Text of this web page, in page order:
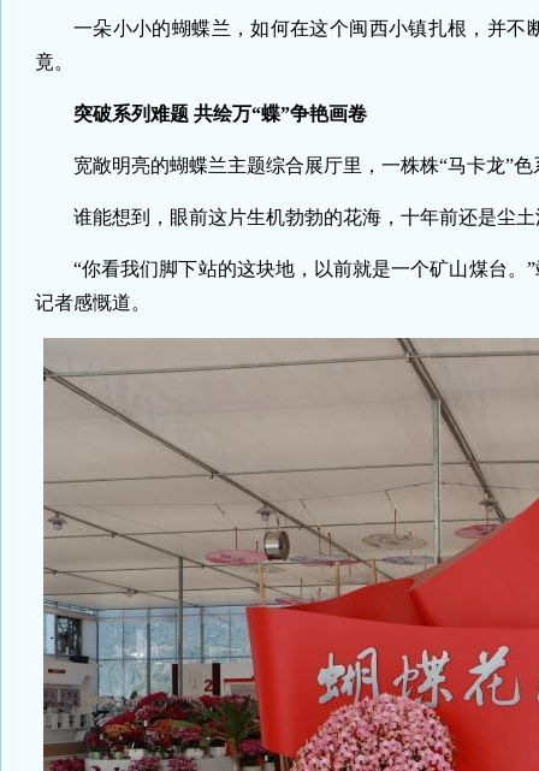
一朵小小的蝴蝶兰，如何在这个闽西小镇扎根，并不
竟。
突破系列难题 共绘万“蝶”争艳画卷
宽敞明亮的蝴蝶兰主题综合展厅里，一株株“马卡龙”
谁能想到，眼前这片生机勃勃的花海，十年前还是尘
“你看我们脚下站的这块地，以前就是一个矿山煤台
记者感慨道。